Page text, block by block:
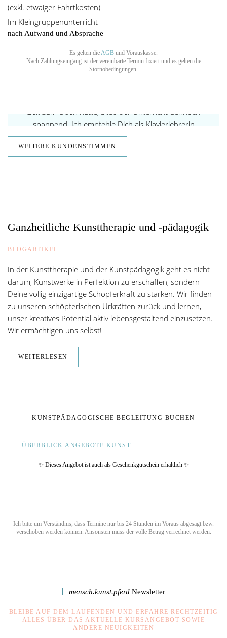
(exkl. etwaiger Fahrtkosten)
Im Kleingruppenunterricht
nach Aufwand und Absprache
Es gelten dieAGB und Vorauskasse.
Nach Zahlungseingang ist der vereinbarte Termin fixiert und es gelten die
Stornobedingungen.
KLAVIERPÄDAGOGIK
Zeit zum Üben hatte, blieb der Unterricht dennoch
spannend. Ich empfehle Dich als Klavierlehrerin
unbedingt weiter! Ich freue mich schon sehr darauf,
weiter bei Dir zu lernen! …“
WEITERE KUNDENSTIMMEN
Ganzheitliche Kunsttherapie und -pädagogik
BLOGARTIKEL
In der Kunsttherapie und der Kunstpädagogik geht es nicht
darum, Kunstwerke in Perfektion zu erschaffen, sondern
Deine völlig einzigartige Schöpferkraft zu stärken. Wir finden
zu unseren schöpferischen Urkräften zurück und lernen,
unser kreatives Potential aktiv lebensgestaltend einzusetzen.
Wir ermächtigen uns selbst!
WEITERLESEN
KUNSTPÄDAGOGISCHE BEGLEITUNG BUCHEN
ÜBERBLICK ANGEBOTE KUNST
✨ Dieses Angebot ist auch als Geschenkgutschein erhältlich ✨
Ich bitte um Verständnis, dass Termine nur bis 24 Stunden im Voraus abgesagt bzw.
verschoben werden können. Ansonsten muss der volle Betrag verrechnet werden.
mensch.kunst.pferdNewsletter
BLEIBE AUF DEM LAUFENDEN UND ERFAHRE RECHTZEITIG
ALLES ÜBER DAS AKTUELLE KURSANGEBOT SOWIE
ANDERE NEUIGKEITEN